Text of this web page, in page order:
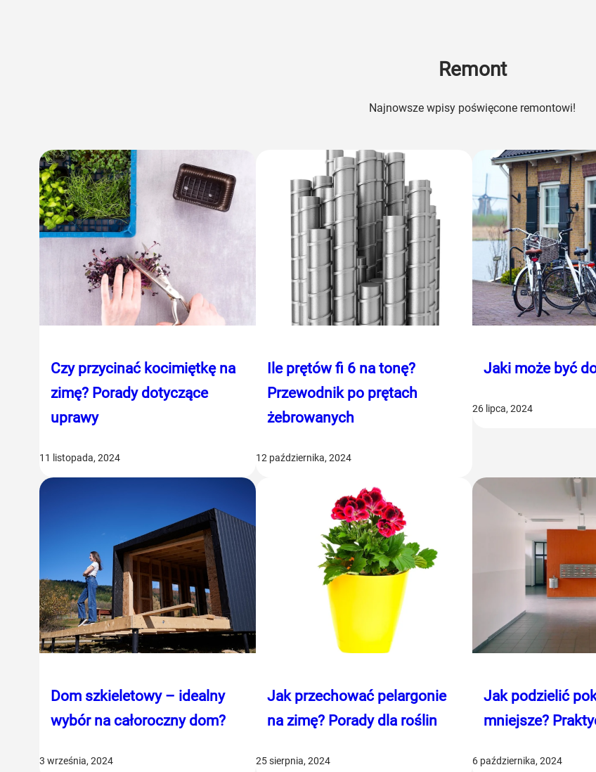
Remont
Najnowsze wpisy poświęcone remontowi!
Czy przycinać kocimiętkę na
zimę? Porady dotyczące
uprawy
11 listopada, 2024
Ile prętów fi 6 na tonę?
Przewodnik po prętach
żebrowanych
12 października, 2024
Jaki może być
26 lipca, 2024
Dom szkieletowy – idealny
wybór na całoroczny dom?
3 września, 2024
Jak przechować pelargonie
na zimę? Porady dla roślin
25 sierpnia, 2024
Jak podzielić
mniejsze?
6 października, 2024